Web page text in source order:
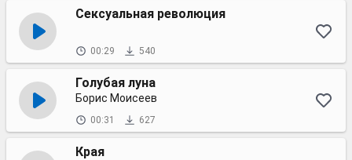
Сексуальная революция
00:29 540
Голубая луна
Борис Моисеев
00:31 627
Края